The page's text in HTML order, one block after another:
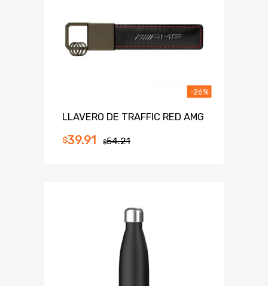
LLAVERO DE TRAFFIC RED AMG
$54.21
$39.91
-26%